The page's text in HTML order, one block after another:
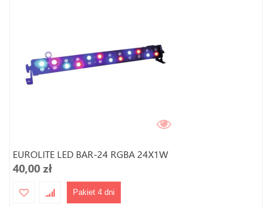
EUROLITE LED BAR-24 RGBA 24X1W
40,00 zł
Pakiet 4 dni